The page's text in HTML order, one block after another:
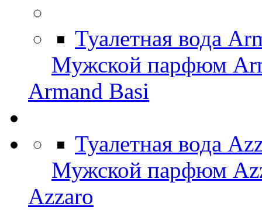
Туалетная вода
Мужской парфюм
Armand Basi
Туалетная вода
Мужской парфюм
Azzaro